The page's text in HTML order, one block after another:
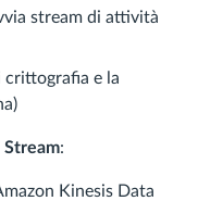
stream di attività
crittografia e la
Stream:
Kinesis Data